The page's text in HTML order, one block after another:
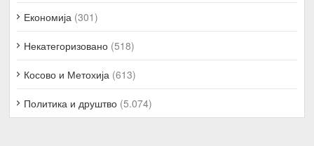
Економија (301)
Некатегоризовано (518)
Косово и Метохија (613)
Политика и друштво (5.074)